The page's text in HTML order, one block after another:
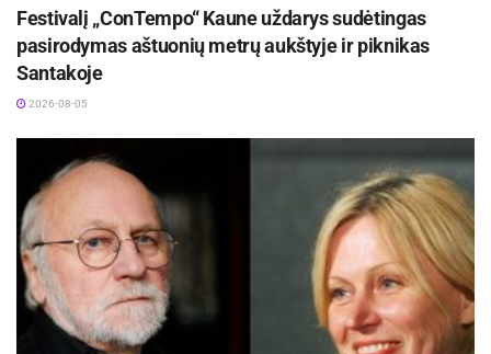
Festivalį „ConTempo“ Kaune uždarys sudėtingas
pasirodymas aštuonių metrų aukštyje ir piknikas
Santakoje
2026-08-05